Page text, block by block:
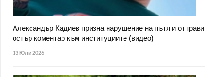
Александър Кадиев призна нарушение на пътя и отправи
остър коментар към институциите (видео)
13 Юли 2026